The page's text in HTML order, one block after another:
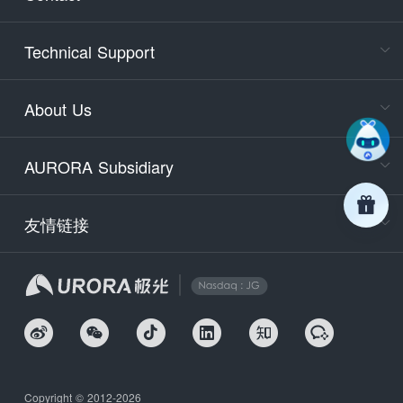
Technical Support
About Us
AURORA Subsidiary
友情链接
Copyright © 2012-2026
days)
9:30-
Email